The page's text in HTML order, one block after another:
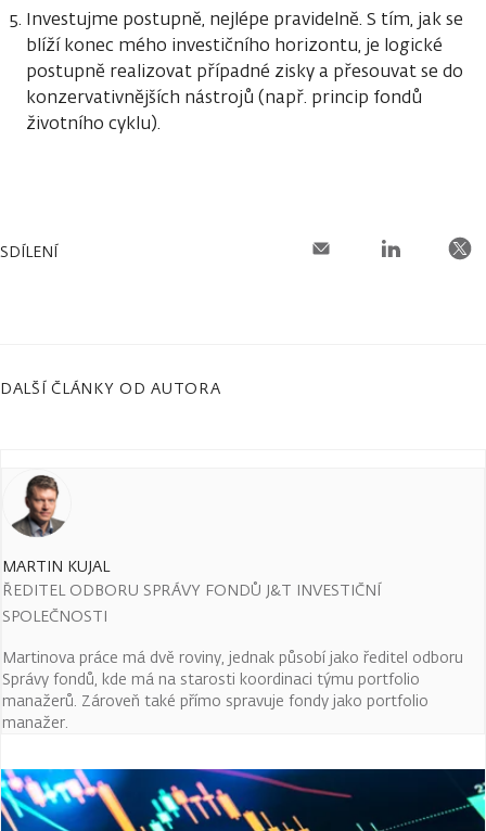
Investujme postupně, nejlépe pravidelně. S tím, jak se
blíží konec mého investičního horizontu, je logické
postupně realizovat případné zisky a přesouvat se do
konzervativnějších nástrojů (např. princip fondů
životního cyklu).
SDÍLENÍ
DALŠÍ ČLÁNKY OD AUTORA
MARTIN KUJAL
ŘEDITEL ODBORU SPRÁVY FONDŮ J&T INVESTIČNÍ
SPOLEČNOSTI
Martinova práce má dvě roviny, jednak působí jako ředitel odboru
Správy fondů, kde má na starosti koordinaci týmu portfolio
manažerů. Zároveň také přímo spravuje fondy jako portfolio
manažer.